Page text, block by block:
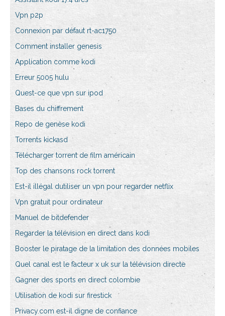
Vpn p2p
Connexion par défaut rt-ac1750
Comment installer genesis
Application comme kodi
Erreur 5005 hulu
Quest-ce que vpn sur ipod
Bases du chiffrement
Repo de genèse kodi
Torrents kickasd
Télécharger torrent de film américain
Top des chansons rock torrent
Est-il illégal dutiliser un vpn pour regarder netflix
Vpn gratuit pour ordinateur
Manuel de bitdefender
Regarder la télévision en direct dans kodi
Booster le piratage de la limitation des données mobiles
Quel canal est le facteur x uk sur la télévision directe
Gagner des sports en direct colombie
Utilisation de kodi sur firestick
Privacy.com est-il digne de confiance